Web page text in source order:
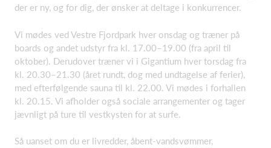
der er ny, og for dig, der ønsker at deltage i konkurrencer.
Vi mødes ved Vestre Fjordpark hver onsdag og træner på
boards og andet udstyr fra kl. 17.00–19.00 (fra april til
oktober). Derudover træner vi i Gigantium hver torsdag fra
kl. 20.30–21.30 (året rundt, dog med undtagelse af ferier),
med efterfølgende sauna til kl. 22.00. Vi mødes i forhallen
kl. 20.15. Vi afholder også sociale arrangementer og tager
jævnligt på ture til vestkysten for at surfe.
Så uanset om du er livredder, åbent-vandsvømmer,